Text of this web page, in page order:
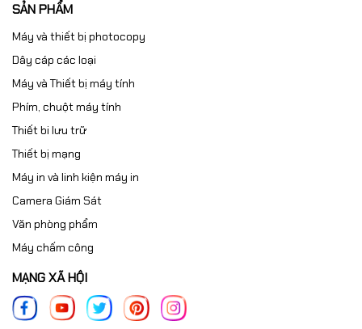
SẢN PHẨM
Máy và thiết bị photocopy
Dây cáp các loại
Máy và Thiết bị máy tính
Phím, chuột máy tính
Thiết bi lưu trữ
Thiết bị mạng
Máy in và linh kiện máy in
Camera Giám Sát
Văn phòng phẩm
Máy chấm công
MẠNG XÃ HỘI